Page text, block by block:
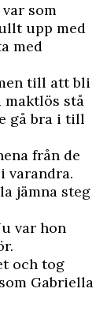
som
upp med
med
till att bli
maktlös stå
gå bra i till
från de
varandra.
jämna steg
var hon
och tog
Gabriella